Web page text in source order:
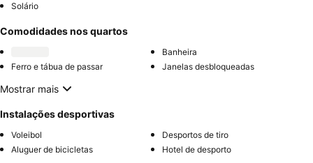
Solário
Comodidades nos quartos
Banheira
Ferro e tábua de passar
Janelas desbloqueadas
Mostrar mais
Instalações desportivas
Voleibol
Desportos de tiro
Aluguer de bicicletas
Hotel de desporto